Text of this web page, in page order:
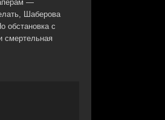
—
Шаберова
обстановка с
смертельная